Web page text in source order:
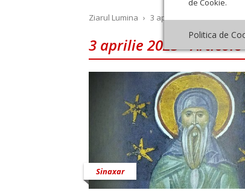
de Cookie.
Politica de
Ziarul Lumina › 3 aprilie 2025 - Articole
3 aprilie 2025 -
Sinaxar
Noiembrie Decembrie